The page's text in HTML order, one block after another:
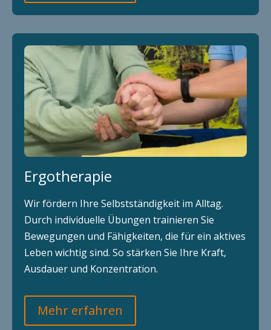
Ergotherapie
Wir fördern Ihre Selbstständigkeit im Alltag.
Durch individuelle Übungen trainieren Sie
Bewegungen und Fähigkeiten, die für ein aktives
Leben wichtig sind. So stärken Sie Ihre Kraft,
Ausdauer und Konzentration.
Mehr erfahren